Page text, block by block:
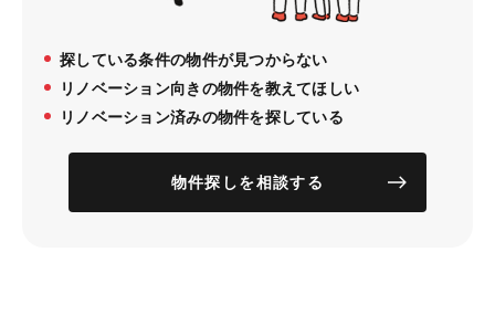
探している条件の物件が見つからない
リノベーション向きの物件を教えてほしい
リノベーション済みの物件を探している
物件探しを相談する